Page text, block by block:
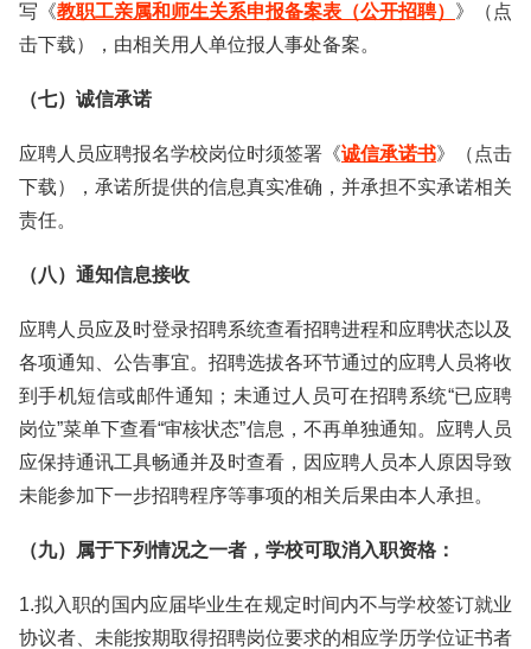
写《教职工亲属和师生关系申报备案表（公开招聘） 》（点
击下载），由相关用人单位报人事处备案。
（七）诚信承诺
应聘人员应聘报名学校岗位时须签署《诚信承诺书》（点击
下载），承诺所提供的信息真实准确，并承担不实承诺相关
责任。
（八）通知信息接收
应聘人员应及时登录招聘系统查看招聘进程和应聘状态以及
各项通知、公告事宜。招聘选拔各环节通过的应聘人员将收
到手机短信或邮件通知；未通过人员可在招聘系统“已应聘
岗位”菜单下查看“审核状态”信息，不再单独通知。应聘人员
应保持通讯工具畅通并及时查看，因应聘人员本人原因导致
未能参加下一步招聘程序等事项的相关后果由本人承担。
（九）属于下列情况之一者，学校可取消入职资格：
1.拟入职的国内应届毕业生在规定时间内不与学校签订就业
协议者、未能按期取得招聘岗位要求的相应学历学位证书者